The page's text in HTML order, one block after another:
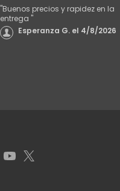
"Buenos precios y rapidez en la
entrega "
Esperanza G. el 4/8/2026